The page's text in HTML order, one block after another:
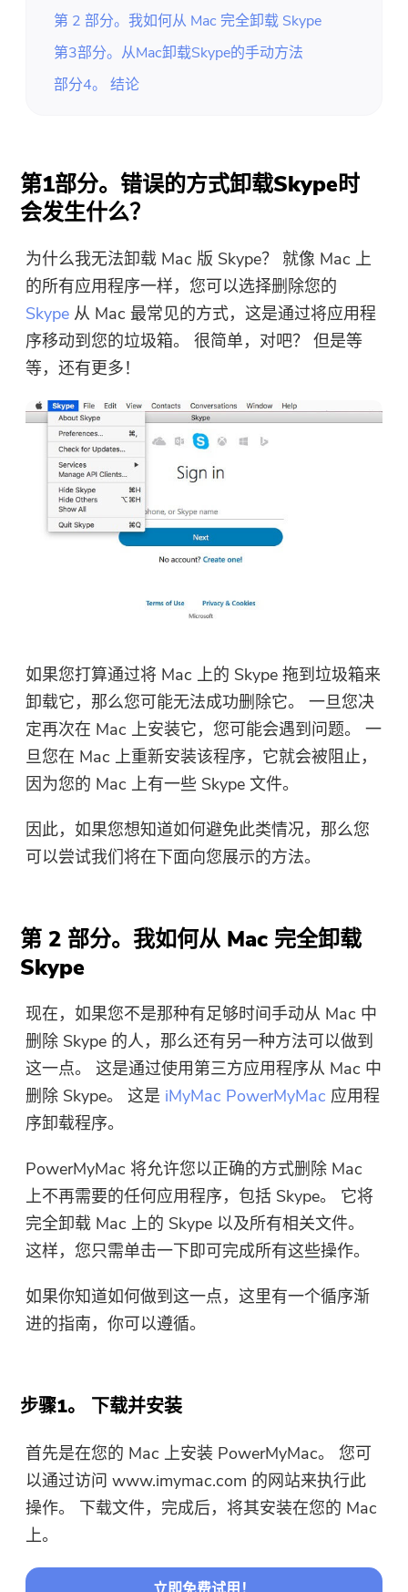
第 2 部分。我如何从 Mac 完全卸载 Skype
第3部分。从Mac卸载Skype的手动方法
部分4。 结论
第1部分。错误的方式卸载Skype时
会发生什么？
为什么我无法卸载 Mac 版 Skype？ 就像 Mac 上
的所有应用程序一样，您可以选择删除您的
Skype 从 Mac 最常见的方式，这是通过将应用程
序移动到您的垃圾箱。 很简单，对吧？ 但是等
等，还有更多！
如果您打算通过将 Mac 上的 Skype 拖到垃圾箱来
卸载它，那么您可能无法成功删除它。 一旦您决
定再次在 Mac 上安装它，您可能会遇到问题。 一
旦您在 Mac 上重新安装该程序，它就会被阻止，
因为您的 Mac 上有一些 Skype 文件。
因此，如果您想知道如何避免此类情况，那么您
可以尝试我们将在下面向您展示的方法。
第 2 部分。我如何从 Mac 完全卸载
Skype
现在，如果您不是那种有足够时间手动从 Mac 中
删除 Skype 的人，那么还有另一种方法可以做到
这一点。 这是通过使用第三方应用程序从 Mac 中
删除 Skype。 这是 iMyMac PowerMyMac 应用程
序卸载程序。
PowerMyMac将允许您以正确的方式删除 Mac
上不再需要的任何应用程序，包括 Skype。 它将
完全卸载 Mac 上的 Skype 以及所有相关文件。
这样，您只需单击一下即可完成所有这些操作。
如果你知道如何做到这一点，这里有一个循序渐
进的指南，你可以遵循。
步骤1。 下载并安装
首先是在您的 Mac 上安装 PowerMyMac。 您可
以通过访问 www.imymac.com 的网站来执行此
操作。 下载文件，完成后，将其安装在您的 Mac
上。